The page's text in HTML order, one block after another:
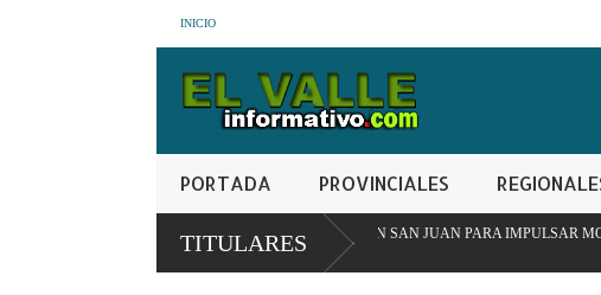
INICIO
PORTADA PROVINCIALES
TITULARES
INTERINSTITUCIONAL EN SAN JUAN PARA IMPULSAR MODELO PIONERO DE